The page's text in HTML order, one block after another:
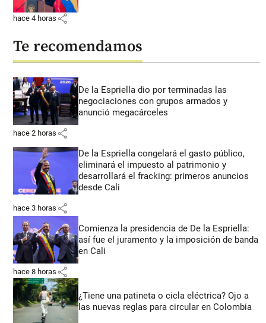
hace 4 horas share
Te recomendamos
De la Espriella dio por terminadas las
negociaciones con grupos armados y
anunció megacárceles
hace 2 horas share
De la Espriella congelará el gasto público,
eliminará el impuesto al patrimonio y
desarrollará el fracking: primeros anuncios
desde Cali
hace 3 horas share
Comienza la presidencia de De la Espriella:
así fue el juramento y la imposición de banda
en Cali
hace 8 horas share
¿Tiene una patineta o cicla eléctrica? Ojo a
las nuevas reglas para circular en Colombia